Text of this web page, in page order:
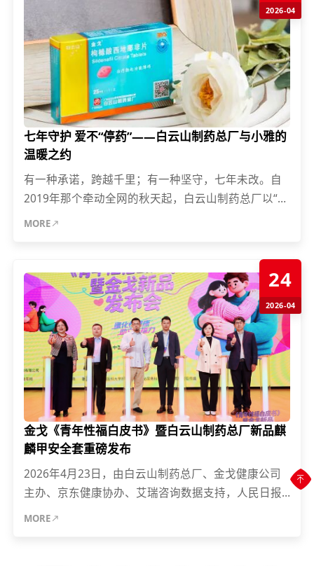
七年守护 爱不“停药”——白云山制药总厂与小雅的
温暖之约
有一种承诺，跨越千里；有一种坚守，七年未改。自
2019年那个牵动全网的秋天起，白云山制药总厂以“爱
心”为桥梁，用一场永不失联的爱，为河南“蓝嘴唇”女
MORE
2026-04
金戈《青年性福白皮书》暨白云山制药总厂新品麒
麟甲安全套重磅发布
2026年4月23日，由白云山制药总厂、金戈健康公司
主办、京东健康协办、艾瑞咨询数据支持，人民日报
健康客户端、中国青年网媒体支持的《青年性福白皮
MORE
24
2026-04